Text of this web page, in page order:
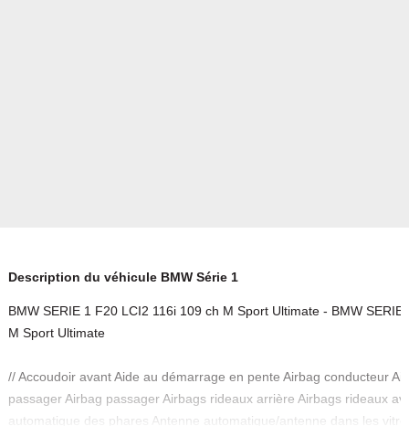
Description du véhicule BMW Série 1
BMW SERIE 1 F20 LCI2 116i 109 ch M Sport Ultimate - BMW
M Sport Ultimate
// Accoudoir avant Aide au démarrage en pente Airbag conducteur
passager Airbag passager Airbags rideaux arrière Airbags rideaux
automatique des phares Antenne automatique/antenne dans les